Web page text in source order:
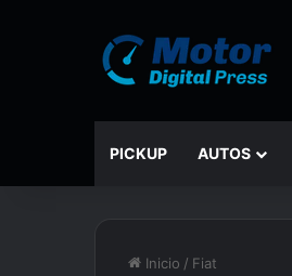
PICKUP AUTOS
Inicio / Fiat